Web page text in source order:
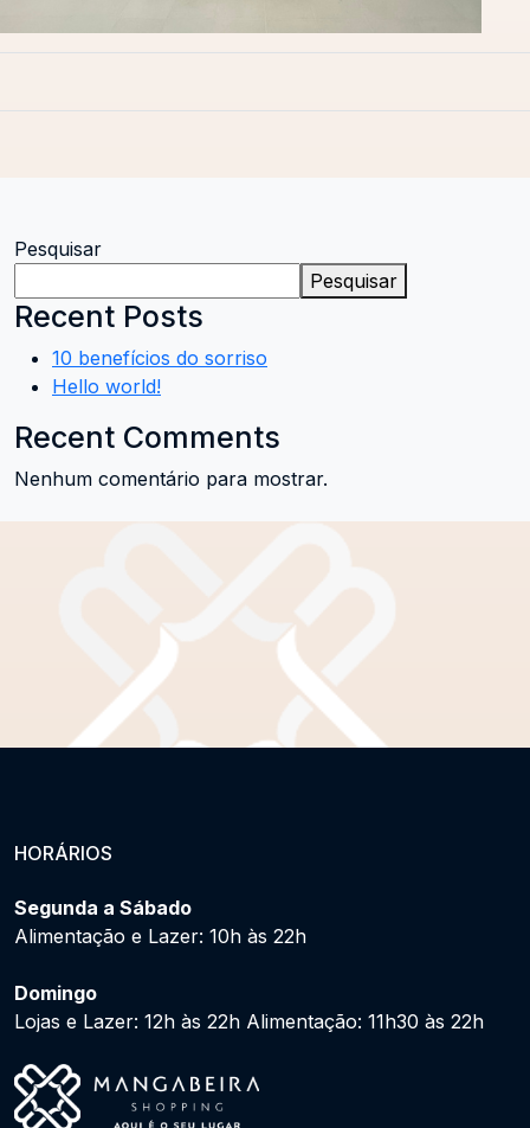
Pesquisar
Pesquisar
Recent Posts
10 benefícios do sorriso
Hello world!
Recent Comments
Nenhum comentário para mostrar.
HORÁRIOS
Segunda a Sábado
Alimentação e Lazer: 10h às 22h
Domingo
Lojas e Lazer: 12h às 22h Alimentação: 11h30 às 22h